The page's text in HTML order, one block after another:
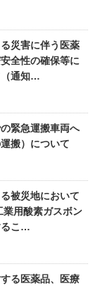
災害に伴う医薬
全性の確保等に
（通知…
緊急運搬車両へ
搬）について
被災地において
業用酸素ガスボン
るこ…
る医薬品、医療